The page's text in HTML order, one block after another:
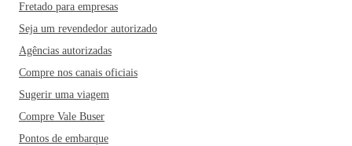
Fretado para empresas
Seja um revendedor autorizado
Agências autorizadas
Compre nos canais oficiais
Sugerir uma viagem
Compre Vale Buser
Pontos de embarque